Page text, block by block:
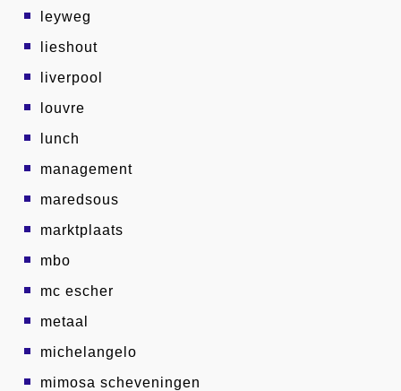
leyweg
lieshout
liverpool
louvre
lunch
management
maredsous
marktplaats
mbo
mc escher
metaal
michelangelo
mimosa scheveningen